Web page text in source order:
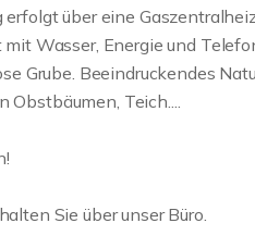
erfolgt über eine
mit Wasser, Energie und
Grube. Beeindruckendes
Obstbäumen, Teich....
Sie über unser Büro.